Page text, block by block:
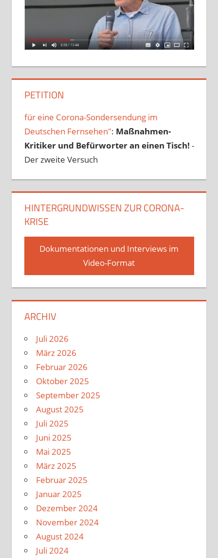
PETITION
für eine Corona-Sondersendung im
Deutschen Fernsehen": Maßnahmen-
Kritiker und Befürworter an einen Tisch! -
Der zweite Versuch
HINTERGRUNDWISSEN ZUR CORONA-
KRISE
Dokumentationen und Interviews im
Video-Format
ARCHIV
Juli 2026
März 2026
Februar 2026
Oktober 2025
September 2025
August 2025
Juli 2025
Juni 2025
Mai 2025
März 2025
Februar 2025
Januar 2025
Dezember 2024
November 2024
August 2024
Juli 2024